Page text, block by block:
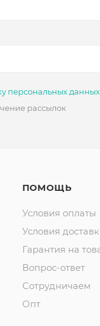
персональных данных
рассылок
ПОМОЩЬ
Условия оплаты
Условия
Гарантия на
Вопрос-ответ
Сотрудничаем
Опт